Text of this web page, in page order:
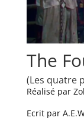
The
(Les quatre
Réalisé par
Ecrit par